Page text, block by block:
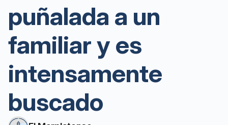
puñalada a un
familiar y es
intensamente
buscado